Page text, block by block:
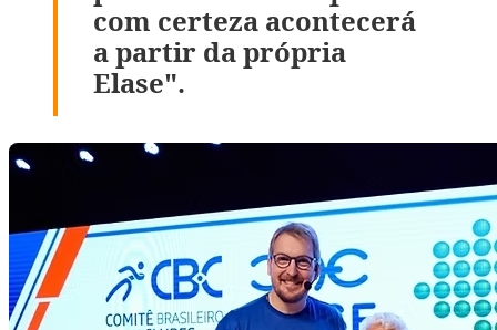
com certeza acontecerá
a partir da própria
Elase".